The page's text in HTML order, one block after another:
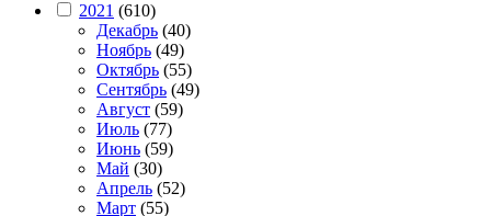
2021 (610)
Декабрь (40)
Ноябрь (49)
Октябрь (55)
Сентябрь (49)
Август (59)
Июль (77)
Июнь (59)
Май (30)
Апрель (52)
Март (55)